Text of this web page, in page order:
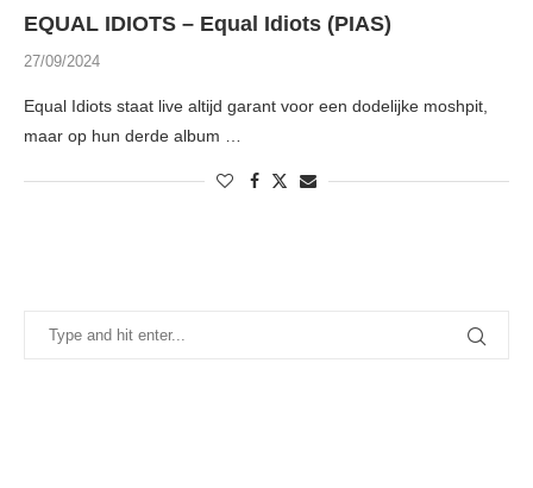
EQUAL IDIOTS – Equal Idiots (PIAS)
27/09/2024
Equal Idiots staat live altijd garant voor een dodelijke moshpit,
maar op hun derde album …